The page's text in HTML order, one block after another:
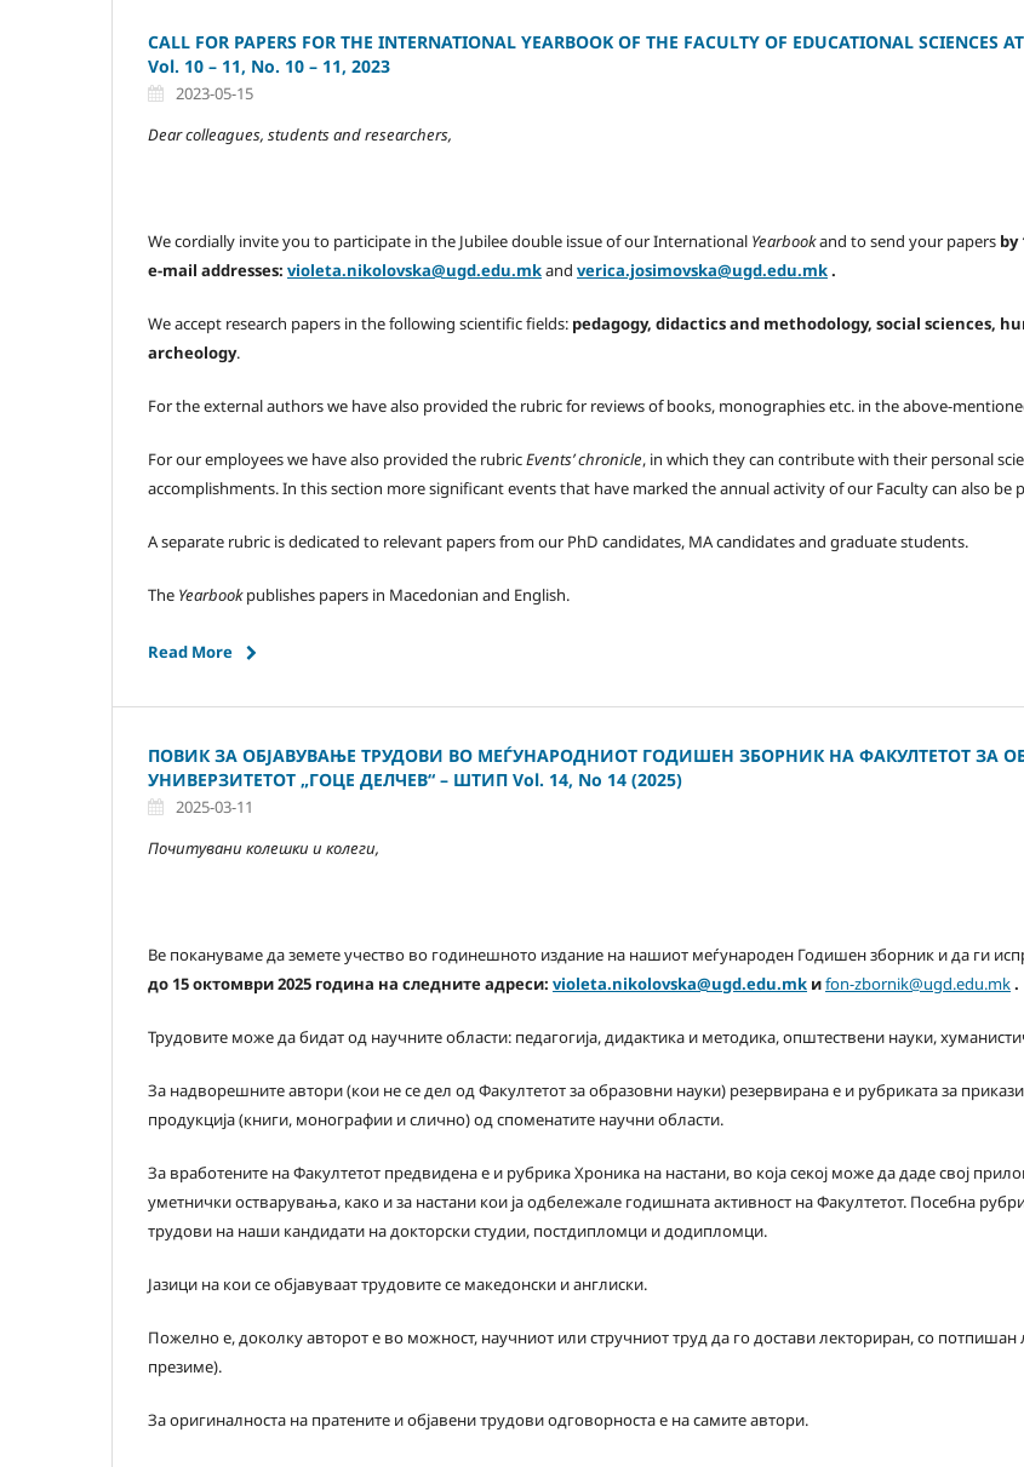
CALL FOR PAPERS FOR THE INTERNATIONAL YEARBOOK OF THE FACULTY OF EDUCATIONAL SCIENCES
Vol. 10 – 11, No. 10 – 11, 2023
2023-05-15
Dear colleagues, students and researchers,
We cordially invite you to participate in the Jubilee double issue of our International Yearbookand to send your papers by
e-mail addresses: violeta.nikolovska@ugd.edu.mkand verica.josimovska@ugd.edu.mk.
We accept research papers in the following scientific fields: pedagogy, didactics and methodology, social sciences,
archeology.
For the external authors we have also provided the rubric for reviews of books, monographies etc. in the above-
For our employees we have also provided the rubricEvents’ chronicle, in which they can contribute with their personal
accomplishments. In this section more significant events that have marked the annual activity of our Faculty can also be
A separate rubric is dedicated to relevant papers from our PhD candidates, MA candidates and graduate students.
The Yearbookpublishes papers in Macedonian and English.
Read More
ПОВИК ЗА ОБЈАВУВАЊЕ ТРУДОВИ ВО МЕЃУНАРОДНИОТ ГОДИШЕН ЗБОРНИК НА ФАКУЛТЕТОТ ЗА
УНИВЕРЗИТЕТОТ „ГОЦЕ ДЕЛЧЕВ“ – ШТИП Vol. 14, No 14 (2025)
2025-03-11
Почитувани колешки и колеги,
Ве покануваме да земете учество во годинешното издание на нашиот меѓународен Годишен зборник и да ги
до 15октомври 2025 година на следните адреси: violeta.nikolovska@ugd.edu.mk иfon-zbornik@ugd.edu.mk.
Трудовите може да бидат од научните области: педагогија, дидактика и методика, општествени науки,
За надворешните автори (кои не се дел од Факултетот за образовни науки) резервирана е и рубриката за
продукција (книги, монографии и слично) од споменатите научни области.
За вработените на Факултетот предвидена е и рубрика Хроника на настани, во која секој може да даде свој
уметнички остварувања, како и за настани кои ја одбележале годишната активност на Факултетот. Посебна
трудови на наши кандидати на докторски студии, постдипломци и додипломци.
Јазици на кои се објавуваат трудовите се македонски и англиски.
Пожелно е, доколку авторот е во можност, научниот или стручниот труд да го достави лекториран, со потпишан
презиме).
За оригиналноста на пратените и објавени трудови одговорноста е на самите автори.